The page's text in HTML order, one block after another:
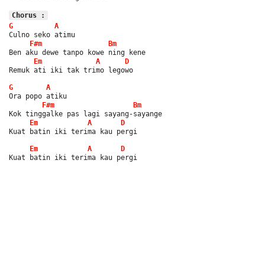
Chorus :
G
A
Culno seko atimu
F#m
Bm
Ben aku dewe tanpo kowe ning kene
Em
A
D
Remuk ati iki tak trimo legowo
G
A
Ora popo atiku
F#m
Bm
Kok tinggalke pas lagi sayang-sayange
Em
A
D
Kuat batin iki terima kau pergi
Em A
D
Kuat batin iki terima kau pergi